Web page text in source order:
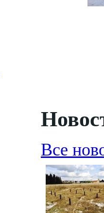
Все